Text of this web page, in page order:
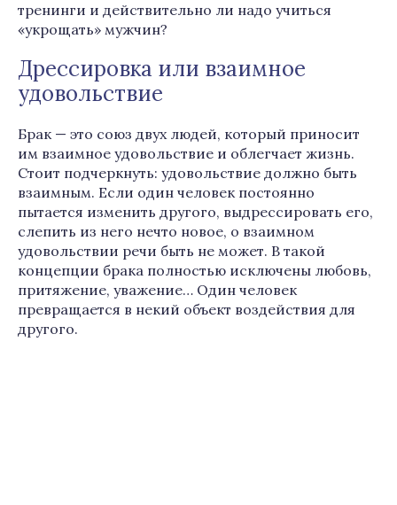
тренинги и действительно ли надо учиться
«укрощать» мужчин?
Дрессировка или взаимное
удовольствие
Брак — это союз двух людей, который приносит
им взаимное удовольствие и облегчает жизнь.
Стоит подчеркнуть: удовольствие должно быть
взаимным. Если один человек постоянно
пытается изменить другого, выдрессировать его,
слепить из него нечто новое, о взаимном
удовольствии речи быть не может. В такой
концепции брака полностью исключены любовь,
притяжение, уважение… Один человек
превращается в некий объект воздействия для
другого.